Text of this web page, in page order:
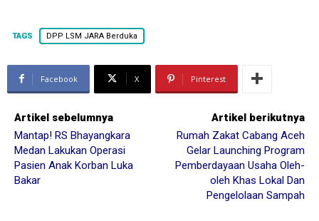
TAGS DPP LSM JARA Berduka
Facebook X Pinterest
Artikel sebelumnya
Mantap! RS Bhayangkara
Medan Lakukan Operasi
Pasien Anak Korban Luka
Bakar
Artikel berikutnya
Rumah Zakat Cabang Aceh
Gelar Launching Program
Pemberdayaan Usaha Oleh-
oleh Khas Lokal Dan
Pengelolaan Sampah